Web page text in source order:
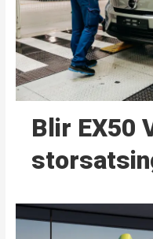
Blir EX50